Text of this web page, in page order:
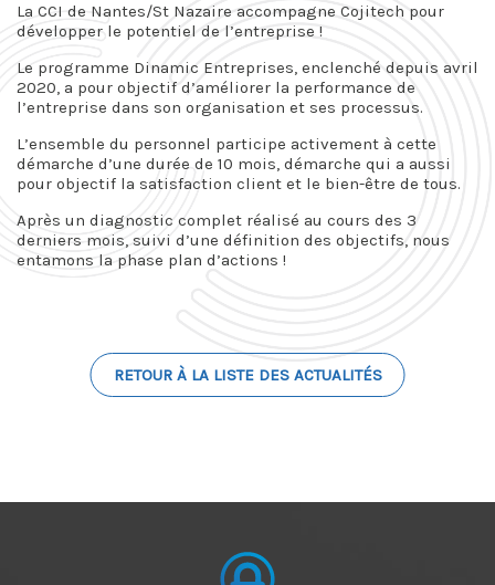
La CCI de Nantes/St Nazaire accompagne Cojitech pour
développer le potentiel de l’entreprise !
Le programme Dinamic Entreprises, enclenché depuis avril
2020, a pour objectif d’améliorer la performance de
l’entreprise dans son organisation et ses processus.
L’ensemble du personnel participe activement à cette
démarche d’une durée de 10 mois, démarche qui a aussi
pour objectif la satisfaction client et le bien-être de tous.
Après un diagnostic complet réalisé au cours des 3
derniers mois, suivi d’une définition des objectifs, nous
entamons la phase plan d’actions !
RETOUR À LA LISTE DES ACTUALITÉS